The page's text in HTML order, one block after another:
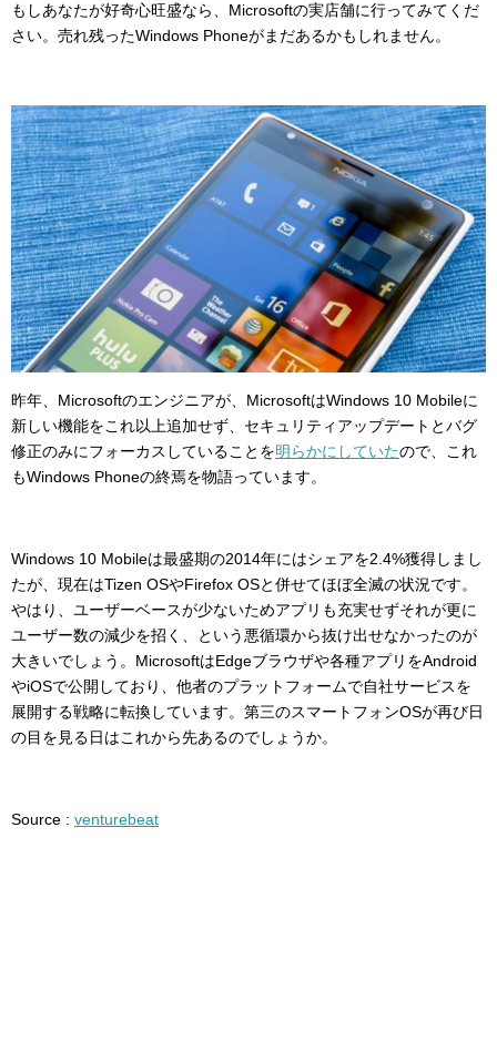
もしあなたが好奇心旺盛なら、Microsoftの実店舗に行ってみてくだ
さい。売れ残ったWindows Phoneがまだあるかもしれません。
昨年、Microsoftのエンジニアが、MicrosoftはWindows 10 Mobileに
新しい機能をこれ以上追加せず、セキュリティアップデートとバグ
修正のみにフォーカスしていることを明らかにしていたので、これ
もWindows Phoneの終焉を物語っています。
Windows 10 Mobileは最盛期の2014年にはシェアを2.4%獲得しまし
たが、現在はTizen OSやFirefox OSと併せてほぼ全滅の状況です。
やはり、ユーザーベースが少ないためアプリも充実せずそれが更に
ユーザー数の減少を招く、という悪循環から抜け出せなかったのが
大きいでしょう。MicrosoftはEdgeブラウザや各種アプリをAndroid
やiOSで公開しており、他者のプラットフォームで自社サービスを
展開する戦略に転換しています。第三のスマートフォンOSが再び日
の目を見る日はこれから先あるのでしょうか。
Source : venturebeat